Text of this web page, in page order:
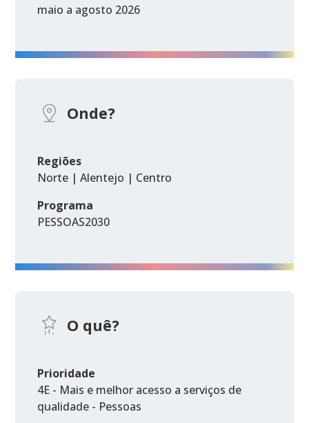
maio a agosto 2026
Onde?
Regiões
Norte | Alentejo | Centro
Programa
PESSOAS2030
O quê?
Prioridade
4E - Mais e melhor acesso a serviços de
qualidade - Pessoas